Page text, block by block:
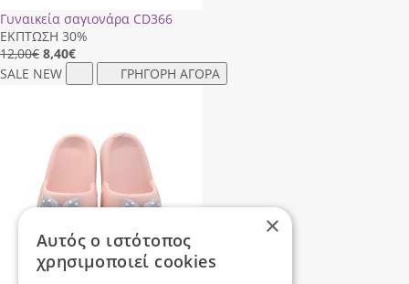
Γυναικεία σαγιονάρα CD366
ΕΚΠΤΩΣΗ 30%
12,00€ 8,40€
SALE NEW ΓΡΗΓΟΡΗ ΑΓΟΡΑ
×
Αυτός ο ιστότοπος
χρησιμοποιεί cookies